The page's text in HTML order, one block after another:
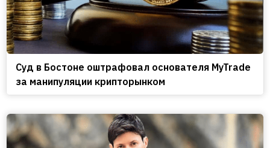
Cуд в Бостоне оштрафовал основателя MyTrade
за манипуляции крипторынком